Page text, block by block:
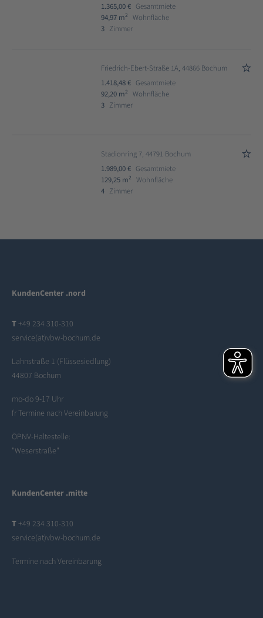
1.365,00 € Gesamtmiete
94,97 m2
Wohnfläche
3 Zimmer
Friedrich-Ebert-Straße 1A, 44866 Bochum
1.418,48 € Gesamtmiete
92,20 m2
Wohnfläche
3 Zimmer
Stadionring 7, 44791 Bochum
1.989,00 € Gesamtmiete
129,25 m2
Wohnfläche
4 Zimmer
KundenCenter .nord
T +49 234 310-310
service(at)vbw-bochum.de
Lahnstraße 1 (Flüssesiedlung)
44807 Bochum
mo-do 9-17 Uhr
fr Termine nach Vereinbarung
ÖPNV-Haltestelle:
"Weserstraße"
KundenCenter .mitte
T +49 234 310-310
service(at)vbw-bochum.de
Termine nach Vereinbarung